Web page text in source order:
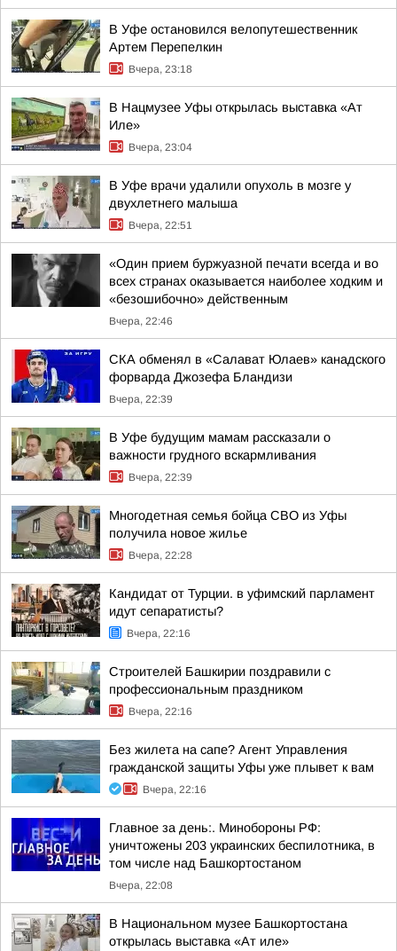
В Уфе остановился велопутешественник
Артем Перепелкин
Вчера, 23:18
В Нацмузее Уфы открылась выставка «Ат
Иле»
Вчера, 23:04
В Уфе врачи удалили опухоль в мозге у
двухлетнего малыша
Вчера, 22:51
«Один прием буржуазной печати всегда и во
всех странах оказывается наиболее ходким и
«безошибочно» действенным
Вчера, 22:46
СКА обменял в «Салават Юлаев» канадского
форварда Джозефа Бландизи
Вчера, 22:39
В Уфе будущим мамам рассказали о
важности грудного вскармливания
Вчера, 22:39
Многодетная семья бойца СВО из Уфы
получила новое жилье
Вчера, 22:28
Кандидат от Турции. в уфимский парламент
идут сепаратисты?
Вчера, 22:16
Строителей Башкирии поздравили с
профессиональным праздником
Вчера, 22:16
Без жилета на сапе? Агент Управления
гражданской защиты Уфы уже плывет к вам
Вчера, 22:16
Главное за день:. Минобороны РФ:
уничтожены 203 украинских беспилотника, в
том числе над Башкортостаном
Вчера, 22:08
В Национальном музее Башкортостана
открылась выставка «Ат иле»